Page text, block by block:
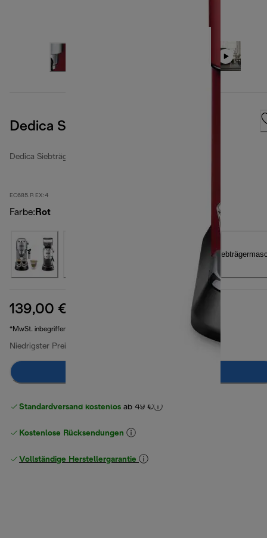
Dedica Style Red
Dedica Siebträgermaschinen
EC685.R EX:4
Farbe: Rot
139,00 € Originalpreis 244,90 €
*MwSt. inbegriffen
Niedrigster Preis seit 30 Tagen
Standardversand kostenlos ab 49 €
Kostenlose Rücksendungen
Vollständige Herstellergarantie